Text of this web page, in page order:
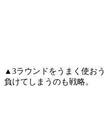
▲3ラウンドをうまく使お
負けてしまうのも戦略。